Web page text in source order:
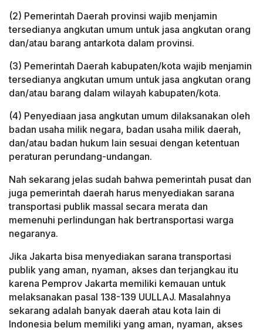
(2) Pemerintah Daerah provinsi wajib menjamin
tersedianya angkutan umum untuk jasa angkutan orang
dan/atau barang antarkota dalam provinsi.
(3) Pemerintah Daerah kabupaten/kota wajib menjamin
tersedianya angkutan umum untuk jasa angkutan orang
dan/atau barang dalam wilayah kabupaten/kota.
(4) Penyediaan jasa angkutan umum dilaksanakan oleh
badan usaha milik negara, badan usaha milik daerah,
dan/atau badan hukum lain sesuai dengan ketentuan
peraturan perundang-undangan.
Nah sekarang jelas sudah bahwa pemerintah pusat dan
juga pemerintah daerah harus menyediakan sarana
transportasi publik massal secara merata dan
memenuhi perlindungan hak bertransportasi warga
negaranya.
Jika Jakarta bisa menyediakan sarana transportasi
publik yang aman, nyaman, akses dan terjangkau itu
karena Pemprov Jakarta memiliki kemauan untuk
melaksanakan pasal 138-139 UULLAJ. Masalahnya
sekarang adalah banyak daerah atau kota lain di
Indonesia belum memiliki yang aman, nyaman, akses